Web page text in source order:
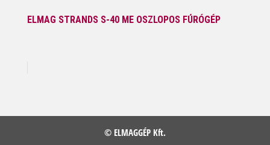
ELMAG STRANDS S-40 ME OSZLOPOS FÚRÓGÉP
© ELMAGGÉP Kft.